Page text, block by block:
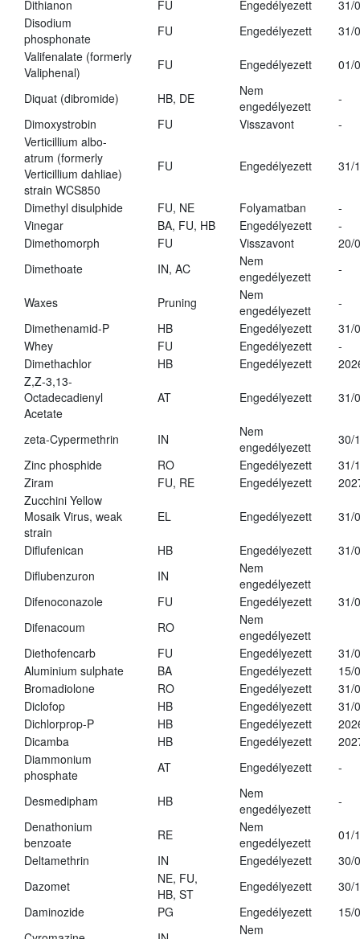
Dithianon
FU Engedélyezett
31/
Disodium
phosphonate
FU Engedélyezett
31/
Valifenalate (formerly
Valiphenal)
FU Engedélyezett 01/
Diquat (dibromide) HB, DE
Nem
engedélyezett
-
Dimoxystrobin
FU Visszavont
-
Verticillium albo-
atrum (formerly
Verticillium dahliae)
strain WCS850
FU Engedélyezett 31/
Dimethyl disulphide FU, NE Folyamatban
-
Vinegar
BA, FU, HB Engedélyezett
-
Dimethomorph
FU Visszavont
20/
Dimethoate
IN, AC
Nem
engedélyezett
-
Waxes Pruning
Nem
engedélyezett
-
Dimethenamid-P
HB Engedélyezett
31/
Whey
FU Engedélyezett
-
Dimethachlor
HB Engedélyezett
Z,Z-3,13-
Octadecadienyl
Acetate
AT Engedélyezett 31/
zeta-Cypermethrin IN
Nem
engedélyezett
30/
Zinc phosphide
RO Engedélyezett
31/
Ziram
FU, RE Engedélyezett
Zucchini Yellow
Mosaik Virus, weak
strain
EL Engedélyezett 31/
Diflufenican HB Engedélyezett
31/
Diflubenzuron
IN
Nem
engedélyezett
Difenoconazole
FU Engedélyezett
31/
Difenacoum
RO
Nem
engedélyezett
Diethofencarb
FU Engedélyezett
31/
Aluminium sulphate
BA Engedélyezett
15/
Bromadiolone
RO Engedélyezett
31/
Diclofop
HB Engedélyezett
31/
Dichlorprop-P
HB Engedélyezett
Dicamba
HB Engedélyezett
Diammonium
phosphate
AT Engedélyezett -
Desmedipham HB
Nem
engedélyezett
-
Denathonium
benzoate
RE
Nem
engedélyezett
01/
Deltamethrin
IN Engedélyezett
30/
Dazomet
NE, FU,
HB, ST
Engedélyezett
30/
Daminozide
PG Engedélyezett
15/
Nem